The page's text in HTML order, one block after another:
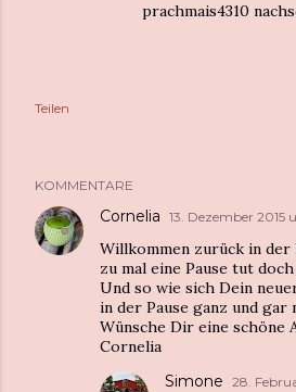
prachmais4310
Teilen
KOMMENTARE
Cornelia 13. Dezember 2015
Willkommen zurück in
zu mal eine Pause tut
Und so wie sich Dein
in der Pause ganz und gar
Wünsche Dir eine schöne
Cornelia
Simone 28.